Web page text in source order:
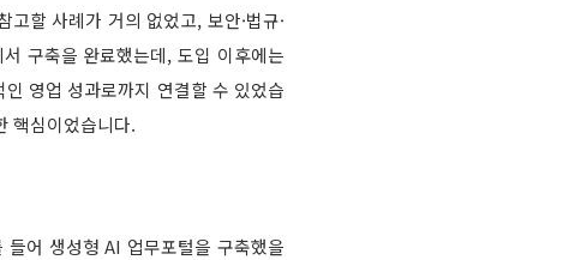
할 사례가 거의 없었고, 보안·법규·
구축을 완료했는데, 도입 이후에는
영업 성과로까지 연결할 수 있었습
핵심이었습니다.
어 생성형 AI 업무포털을 구축했을